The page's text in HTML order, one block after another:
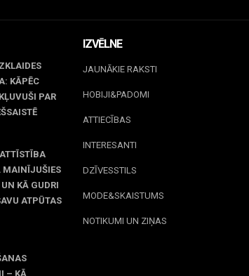
KĀPĒC
PAR
MAINĪJUŠIES
KĀ GUDRI
ATPŪTAS
– KĀ
IZVĒLNE
JAUNĀKIE RAKSTI
HOBIJI&PADOMI
ATTIECĪBAS
INTERESANTI
DZĪVESSTILS
MODE&SKAISTUMS
NOTIKUMI UN ZIŅAS